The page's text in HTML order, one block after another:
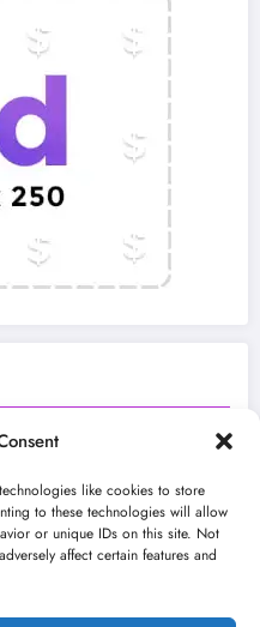
like cookies to store
to these technologies will allow
or unique IDs on this site. Not
affect certain features and
Youtube